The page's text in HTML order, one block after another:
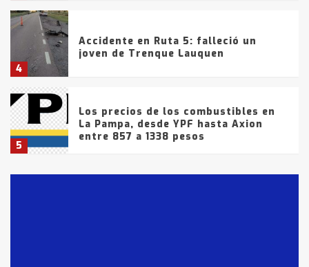
4
Accidente en Ruta 5: falleció un
joven de Trenque Lauquen
5
Los precios de los combustibles en
La Pampa, desde YPF hasta Axion
entre 857 a 1338 pesos